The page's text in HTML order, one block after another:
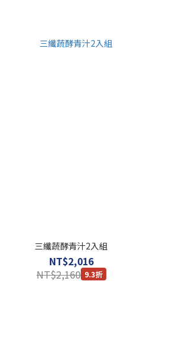
三纖蔬酵青汁2入組
NT$2,016
NT$2,160 9.3折